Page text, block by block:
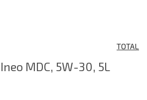
TOTAL
MDC, 5W-30, 5L